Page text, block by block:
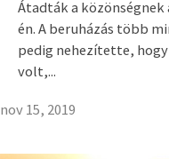
Átadták a
én. A beruházás több
pedig nehezítette,
volt,...
nov 15, 2019